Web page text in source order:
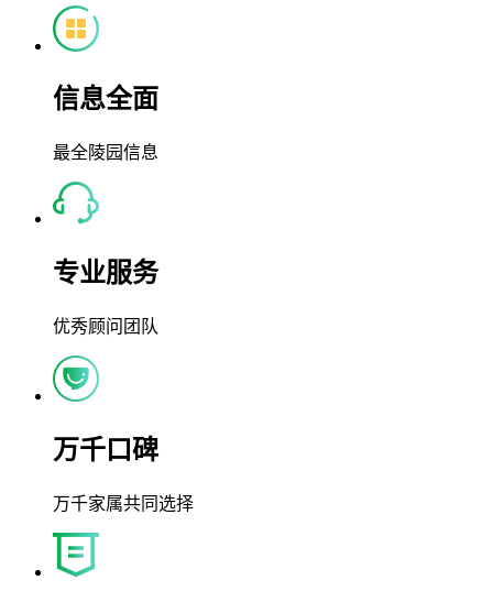
信息全面
最全陵园信息
专业服务
优秀顾问团队
万千口碑
万千家属共同选择